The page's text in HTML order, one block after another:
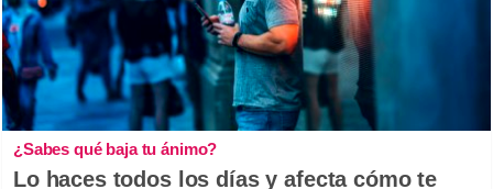
¿Sabes qué baja tu ánimo?
Lo haces todos los días y afecta cómo te